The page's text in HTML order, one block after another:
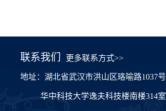
联系我们 更多联系方式>>
地址：湖北省武汉市洪山区珞喻路1037号
华中科技大学逸夫科技楼南楼314室